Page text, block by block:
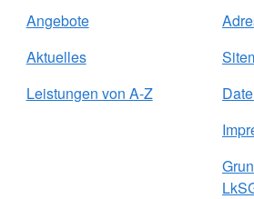
Angebote
Aktuelles
Leistungen von A-Z